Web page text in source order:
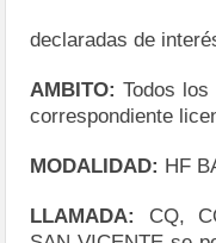
declaradas de
AMBITO: Todos
correspondiente
MODALIDAD: HF
LLAMADA:
CQ,